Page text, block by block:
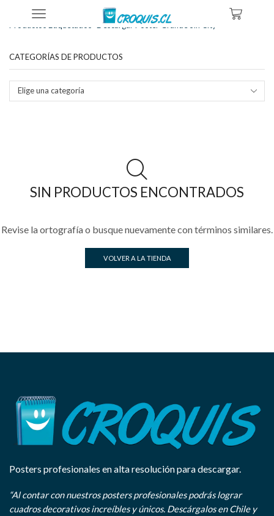
Tienda
Productos Etiquetados “descargar Poster Grande Sin City”
CATEGORÍAS DE PRODUCTOS
Elige una categoría
SIN PRODUCTOS ENCONTRADOS
Revise la ortografía o busque nuevamente con términos similares.
VOLVER A LA TIENDA
Posters profesionales en alta resolución para descargar.
“Al contar con nuestros posters profesionales podrás lograr
cuadros decorativos increíbles y únicos. Descárgalos en Chile y